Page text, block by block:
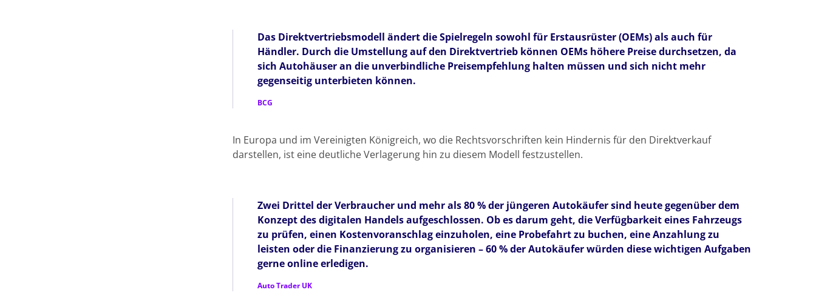
Das Direktvertriebsmodell ändert die Spielregeln sowohl für Erstausrüster (OEMs) als auch für
Händler. Durch die Umstellung auf den Direktvertrieb können OEMs höhere Preise durchsetzen, da
sich Autohäuser an die unverbindliche Preisempfehlung halten müssen und sich nicht mehr
gegenseitig unterbieten können.
BCG
In Europa und im Vereinigten Königreich, wo die Rechtsvorschriften kein Hindernis für den Direktverkauf
darstellen, ist eine deutliche Verlagerung hin zu diesem Modell festzustellen.
Zwei Drittel der Verbraucher und mehr als 80 % der jüngeren Autokäufer sind heute gegenüber dem
Konzept des digitalen Handels aufgeschlossen. Ob es darum geht, die Verfügbarkeit eines Fahrzeugs
zu prüfen, einen Kostenvoranschlag einzuholen, eine Probefahrt zu buchen, eine Anzahlung zu
leisten oder die Finanzierung zu organisieren – 60 % der Autokäufer würden diese wichtigen Aufgaben
gerne online erledigen.
Auto Trader UK